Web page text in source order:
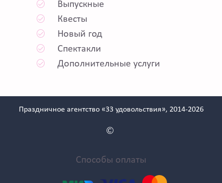
Выпускные
Квесты
Новый год
Спектакли
Дополнительные услуги
Праздничное агентство «33 удовольствия», 2014-2026
Способы оплаты